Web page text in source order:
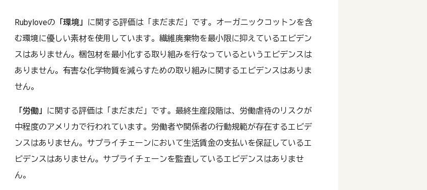
Rubyloveの 「環境」
に関する評価は「まだまだ」です。オーガニックコットンを含
む環境に優しい素材を使用しています。繊維廃棄物を最小限に抑えているエビデン
スはありません。梱包材を最小化する取り組みを行なっているというエビデンスは
ありません。有害な化学物質を減らすための取り組みに関するエビデンスはありま
せん。
「労働」
に関する評価は「まだまだ」です。最終生産段階は、労働虐待のリスクが
中程度のアメリカで行われています。労働者や関係者の行動規範が存在するエビデ
ンスはありません。サプライチェーンにおいて生活賃金の支払いを保証しているエ
ビデンスはありません。サプライチェーンを監査しているエビデンスはありませ
ん。